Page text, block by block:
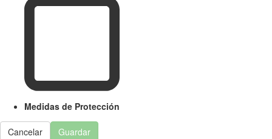
Medidas de Protección
Cancelar Guardar